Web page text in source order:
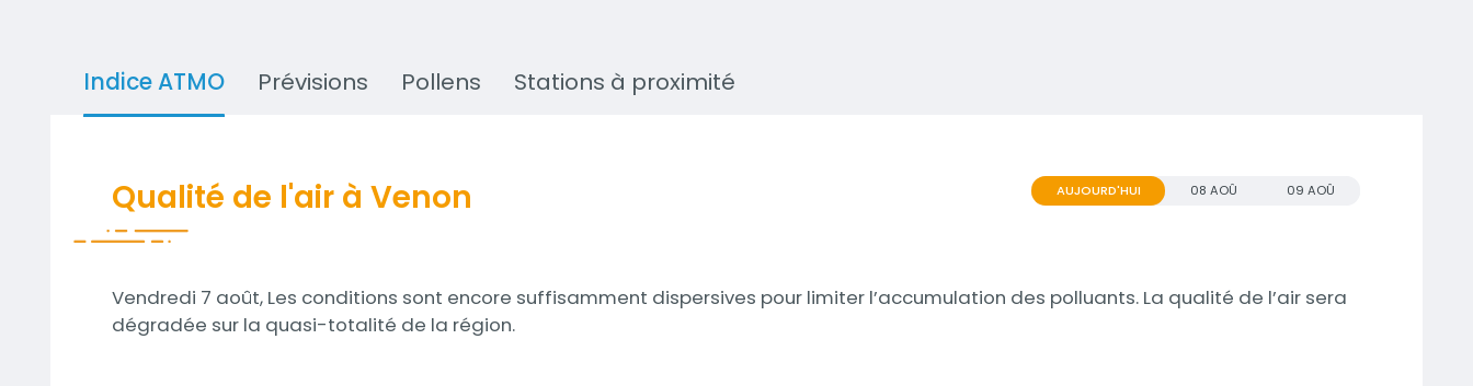
Indice ATMO Prévisions Pollens Stations à proximité
AUJOURD'HUI 08 AOÛ 09 AOÛ
Qualité de l'air à Venon
Vendredi 7 août, Les conditions sont encore suffisamment dispersives pour limiter l’accumulation des polluants. La qualité de l’air sera
dégradée sur la quasi-totalité de la région.